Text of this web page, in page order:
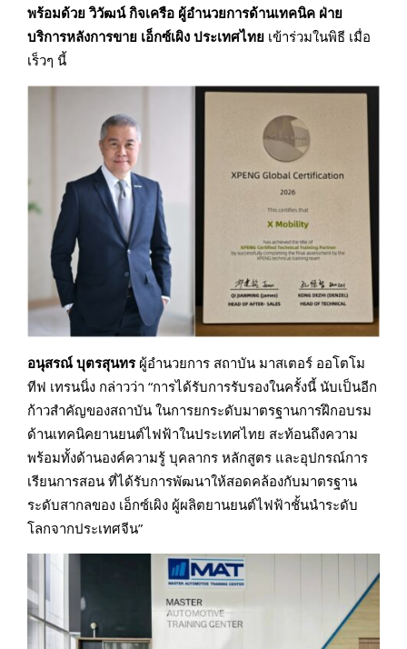
พร้อมด้วย วิวัฒน์ กิจเครือ ผู้อำนวยการด้านเทคนิค ฝ่าย
บริการหลังการขาย เอ็กซ์เผิง ประเทศไทย เข้าร่วมในพิธี เมื่อ
เร็วๆ นี้
อนุสรณ์ บุตรสุนทรผู้อำนวยการ สถาบัน มาสเตอร์ ออโตโม
ทีฟ เทรนนิ่ง กล่าวว่า “การได้รับการรับรองในครั้งนี้ นับเป็นอีก
ก้าวสำคัญของสถาบัน ในการยกระดับมาตรฐานการฝึกอบรม
ด้านเทคนิคยานยนต์ไฟฟ้าในประเทศไทย สะท้อนถึงความ
พร้อมทั้งด้านองค์ความรู้ บุคลากร หลักสูตร และอุปกรณ์การ
เรียนการสอน ที่ได้รับการพัฒนาให้สอดคล้องกับมาตรฐาน
ระดับสากลของ เอ็กซ์เผิง ผู้ผลิตยานยนต์ไฟฟ้าชั้นนำระดับ
โลกจากประเทศจีน”